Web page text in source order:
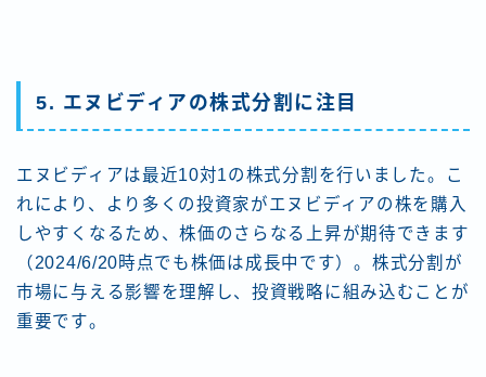
5. エヌビディアの株式分割に注目
エヌビディアは最近10対1の株式分割を行いました。こ
れにより、より多くの投資家がエヌビディアの株を購入
しやすくなるため、株価のさらなる上昇が期待できます
（2024/6/20時点でも株価は成長中です）。株式分割が
市場に与える影響を理解し、投資戦略に組み込むことが
重要です​。